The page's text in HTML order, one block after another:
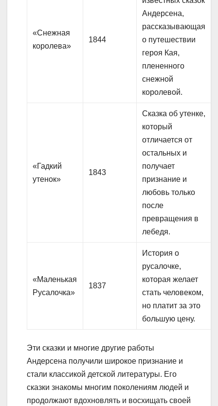
«Снежная
королева»
1844
Андерсена,
рассказывающая
о путешествии
героя Кая,
плененного
снежной
королевой.
«Гадкий
утенок»
1843
Сказка об утенке,
который
отличается от
остальных и
получает
признание и
любовь только
после
превращения в
лебедя.
«Маленькая
Русалочка»
1837
История о
русалочке,
которая желает
стать человеком,
но платит за это
большую цену.
Эти сказки и многие другие работы
Андерсена получили широкое признание и
стали классикой детской литературы. Его
сказки знакомы многим поколениям людей и
продолжают вдохновлять и восхищать своей